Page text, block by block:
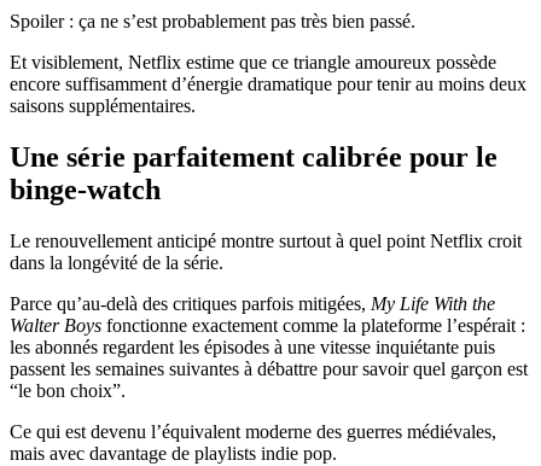
Spoiler : ça ne s’est probablement pas très bien passé.
Et visiblement, Netflix estime que ce triangle amoureux possède
encore suffisamment d’énergie dramatique pour tenir au moins deux
saisons supplémentaires.
Une série parfaitement calibrée pour le
binge-watch
Le renouvellement anticipé montre surtout à quel point Netflix croit
dans la longévité de la série.
Parce qu’au-delà des critiques parfois mitigées, My Life With the
Walter Boys fonctionne exactement comme la plateforme l’espérait :
les abonnés regardent les épisodes à une vitesse inquiétante puis
passent les semaines suivantes à débattre pour savoir quel garçon est
“le bon choix”.
Ce qui est devenu l’équivalent moderne des guerres médiévales,
mais avec davantage de playlists indie pop.